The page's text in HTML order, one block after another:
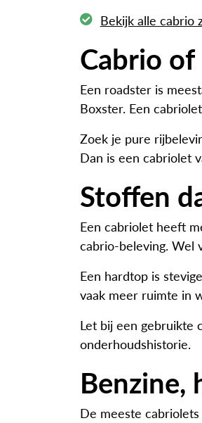
Bekijk alle cabrio
Cabrio
Een roadster is
Boxster. Een
Zoek je pure
Dan is een cabriolet
Stoffen
Een cabriolet heeft
cabrio-beleving. Wel
Een hardtop is
vaak meer ruimte in
Let bij een gebruikte
onderhoudshistorie.
Benzine,
De meeste